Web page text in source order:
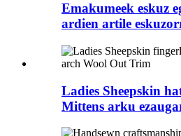
Emakumeek eskuz
ardien artile
Ladies Sheepskin
Mittens arku